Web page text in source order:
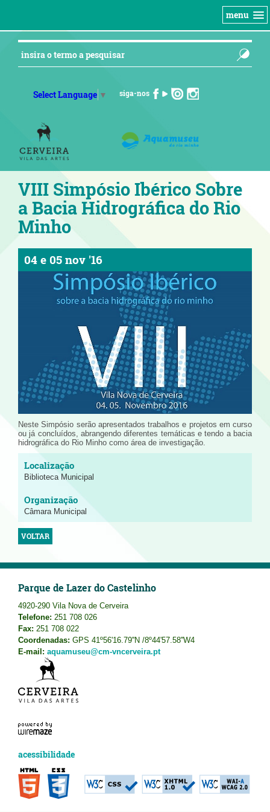
menu
Select Language ▼ siga-nos
VIII Simpósio Ibérico Sobre
a Bacia Hidrográfica do Rio
Minho
04e05 nov '16
Neste Simpósio serão apresentados trabalhos e projetos em curso
ou já concluídos, abrangendo diferentes temáticas e tendo a bacia
hidrográfica do Rio Minho como área de investigação.
Biblioteca Municipal
Câmara Municipal
VOLTAR
Parque de Lazer do Castelinho
4920-290 Vila Nova de Cerveira
Telefone: 251 708 026
Fax: 251 708 022
Coordenadas: GPS 41º56'16.79''N /8º44'57.58''W4
E-mail: aquamuseu@cm-vncerveira.pt
acessibilidade